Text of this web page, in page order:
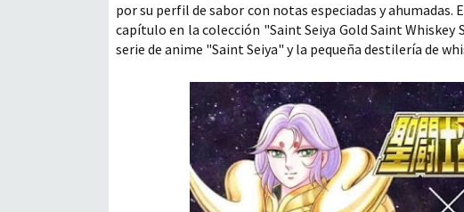
por su perfil de sabor con notas especiadas y
capítulo en la colección "Saint Seiya Gold Saint
serie de anime "Saint Seiya" y la pequeña destilería de